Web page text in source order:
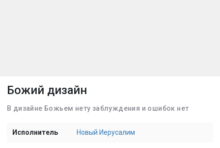
Божий дизайн
В дизайне Божьем нету заблуждения и ошибок нет
Исполнитель Новый Иерусалим